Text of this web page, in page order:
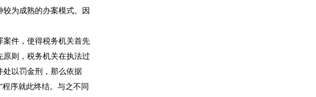
为成熟的办案模式。因
件，使得税务机关首先
则，税务机关在执法过
处以罚金刑，那么依据
序就此终结。与之不同